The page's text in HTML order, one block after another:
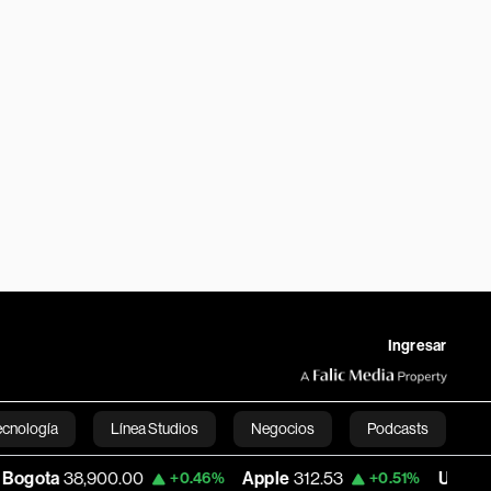
Ingresar
Línea Studios Negocios Podcasts
English
+0.46% Apple 312.53 +0.51% USD COP 3,159.39